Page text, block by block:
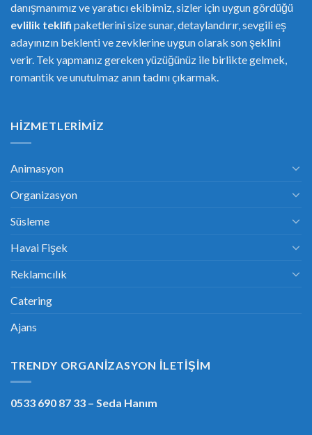
danışmanımız ve yaratıcı ekibimiz, sizler için uygun gördüğü
evlilik teklifi paketlerini size sunar, detaylandırır, sevgili eş
adayınızın beklenti ve zevklerine uygun olarak son şeklini
verir. Tek yapmanız gereken yüzüğünüz ile birlikte gelmek,
romantik ve unutulmaz anın tadını çıkarmak.
HIZMETLERIMIZ
Animasyon
Organizasyon
Süsleme
Havai Fişek
Reklamcılık
Catering
Ajans
TRENDY ORGANIZASYON İLETIŞIM
0533 690 87 33 – Seda Hanım